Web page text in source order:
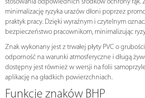
stosowania odpowiednich środków ochrony rąk.
minimalizację ryzyka urazów dłoni poprzez
praktyk pracy. Dzięki wyraźnym i czytelnym
bezpieczeństwo pracownikom, minimalizując
Znak wykonany jest z trwałej płyty PVC o
odporność na warunki atmosferyczne i długą
dostępny jest również w wersji na folii
aplikację na gładkich powierzchniach.
Funkcje znaków BHP